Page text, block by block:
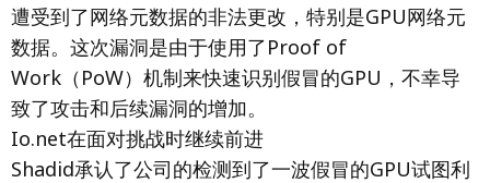
遭受到了网络元数据的非法更改，特别是GPU网络元
数据。这次漏洞是由于使用了Proof of
Work（PoW）机制来快速识别假冒的GPU，不幸导
致了攻击和后续漏洞的增加。
Io.net在面对挑战时继续前进
Shadid承认了公司的检测到了一波假冒的GPU试图利